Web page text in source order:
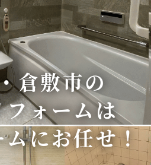
倉敷市の
ォームは
ムにお任せ！